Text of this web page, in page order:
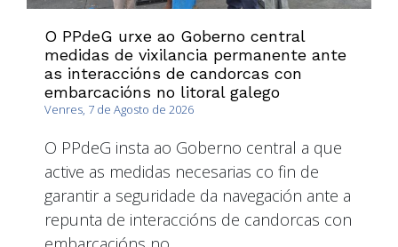
O PPdeG urxe ao Goberno central
medidas de vixilancia permanente ante
as interaccións de candorcas con
embarcacións no litoral galego
Venres, 7 de Agosto de 2026
O PPdeG insta ao Goberno central a que
active as medidas necesarias co fin de
garantir a seguridade da navegación ante a
repunta de interaccións de candorcas con